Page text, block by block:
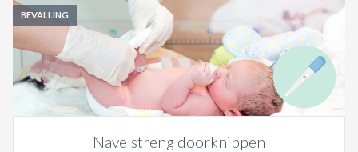
BEVALLING
Navelstreng doorknippen